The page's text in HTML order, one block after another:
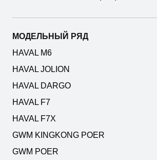
МОДЕЛЬНЫЙ РЯД
HAVAL M6
HAVAL JOLION
HAVAL DARGO
HAVAL F7
HAVAL F7X
GWM KINGKONG POER
GWM POER